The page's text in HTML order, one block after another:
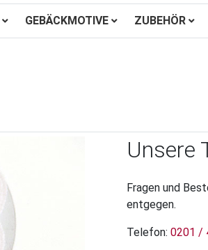
GEBÄCKMOTIVE ZUBEHÖR
Unsere
Fragen und
entgegen.
Telefon: 0201 /